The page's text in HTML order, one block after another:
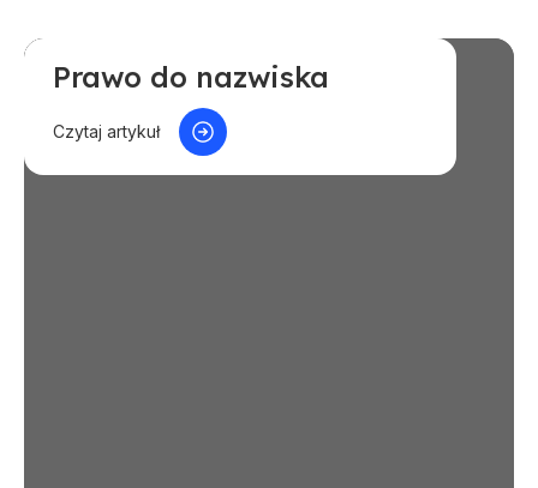
Jak orzekają sądy
Prawo do nazwiska
Czytaj artykuł